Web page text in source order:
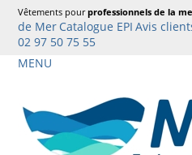
Vêtements pourprofessionnels de la
de Mer Catalogue EPI Avis
02 97 50 75 55
MENU